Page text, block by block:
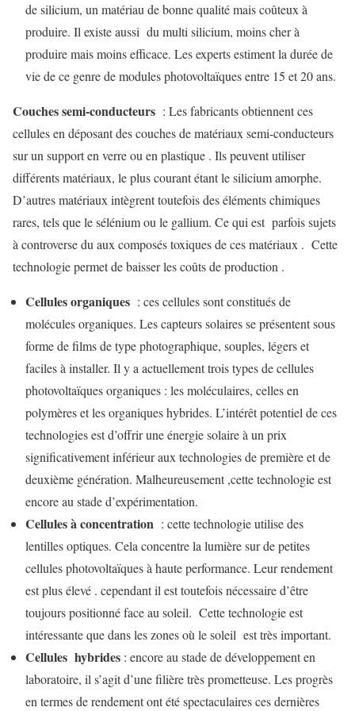
de silicium, un matériau de bonne qualité mais coûteux à
produire. Il existe aussi du multi silicium, moins cher à
produire mais moins efficace. Les experts estiment la durée de
vie de ce genre de modules photovoltaïques entre 15 et 20 ans.
Couches semi-conducteurs : Les fabricants obtiennent ces
cellules en déposant des couches de matériaux semi-conducteurs
sur un support en verre ou en plastique . Ils peuvent utiliser
différents matériaux, le plus courant étant le silicium amorphe.
D’autres matériaux intègrent toutefois des éléments chimiques
rares, tels que le sélénium ou le gallium. Ce qui est parfois sujets
à controverse du aux composés toxiques de ces matériaux . Cette
technologie permet de baisser les coûts de production .
Cellules organiques : ces cellules sont constitués de
molécules organiques. Les capteurs solaires se présentent sous
forme de films de type photographique, souples, légers et
faciles à installer. Il y a actuellement trois types de cellules
photovoltaïques organiques : les moléculaires, celles en
polymères et les organiques hybrides. L’intérêt potentiel de ces
technologies est d’offrir une énergie solaire à un prix
significativement inférieur aux technologies de première et de
deuxième génération. Malheureusement ,cette technologie est
encore au stade d’expérimentation.
Cellules à concentration : cette technologie utilise des
lentilles optiques. Cela concentre la lumière sur de petites
cellules photovoltaïques à haute performance. Leur rendement
est plus élevé . cependant il est toutefois nécessaire d’être
toujours positionné face au soleil. Cette technologie est
intéressante que dans les zones où le soleil est très important.
Cellules hybrides : encore au stade de développement en
laboratoire, il s’agit d’une filière très prometteuse. Les progrès
en termes de rendement ont été spectaculaires ces dernières